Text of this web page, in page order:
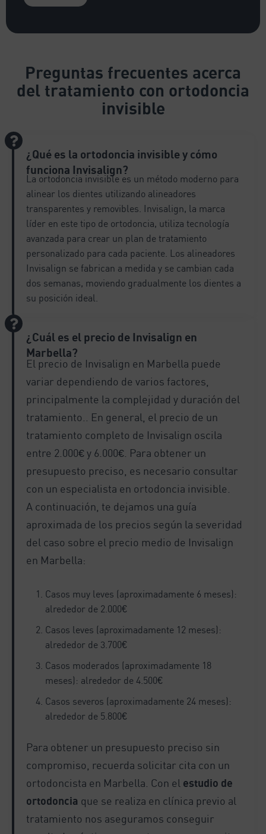
l
n
Preguntas frecuentes acerca
del tratamiento con ortodoncia
invisible
¿Qué es la ortodoncia invisible y cómo
funciona Invisalign?
La ortodoncia invisible es un método moderno para
alinear los dientes utilizando alineadores
transparentes y removibles. Invisalign, la marca
líder en este tipo de ortodoncia, utiliza tecnología
avanzada para crear un plan de tratamiento
personalizado para cada paciente. Los alineadores
Invisalign se fabrican a medida y se cambian cada
dos semanas, moviendo gradualmente los dientes a
su posición ideal.
¿Cuál es el precio de Invisalign en
Marbella?
El precio de Invisalign en Marbella puede
variar dependiendo de varios factores,
principalmente la complejidad y duración del
tratamiento.. En general, el precio de un
tratamiento completo de Invisalign oscila
entre 2.000€ y 6.000€. Para obtener un
presupuesto preciso, es necesario consultar
con un especialista en ortodoncia invisible.
A continuación, te dejamos una guía
aproximada de los precios según la severidad
del caso sobre el precio medio de Invisalign
en Marbella:
Casos muy leves (aproximadamente 6 meses):
alrededor de 2.000€
Casos leves (aproximadamente 12 meses):
alrededor de 3.700€
Casos moderados (aproximadamente 18
meses): alrededor de 4.500€
Casos severos (aproximadamente 24 meses):
alrededor de 5.800€
Para obtener un presupuesto preciso sin
compromiso, recuerda solicitar cita con un
ortodoncista en Marbella. Con el estudio de
ortodoncia que se realiza en clínica previo al
tratamiento nos aseguramos conseguir